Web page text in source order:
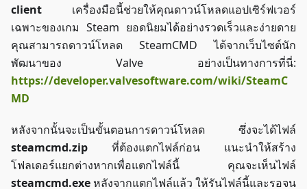
client เครื่องมือนี้ช่วยให้คุณดาวน์โหลดแอปเซิร์ฟเวอร์
เฉพาะของเกม Steam ยอดนิยมได้อย่างรวดเร็วและง่ายดาย
คุณสามารถดาวน์โหลด SteamCMD ได้จากเว็บไซต์นัก
พัฒนาของ Valve อย่างเป็นทางการที่นี่:
https://developer.valvesoftware.com/wiki/SteamC
MD
หลังจากนั้นจะเป็นขั้นตอนการดาวน์โหลด ซึ่งจะได้ไฟล์
steamcmd.zip ที่ต้องแตกไฟล์ก่อน แนะนำให้สร้าง
โฟลเดอร์แยกต่างหากเพื่อแตกไฟล์นี้ คุณจะเห็นไฟล์
steamcmd.exeหลังจากแตกไฟล์แล้ว ให้รันไฟล์นี้และรอจน